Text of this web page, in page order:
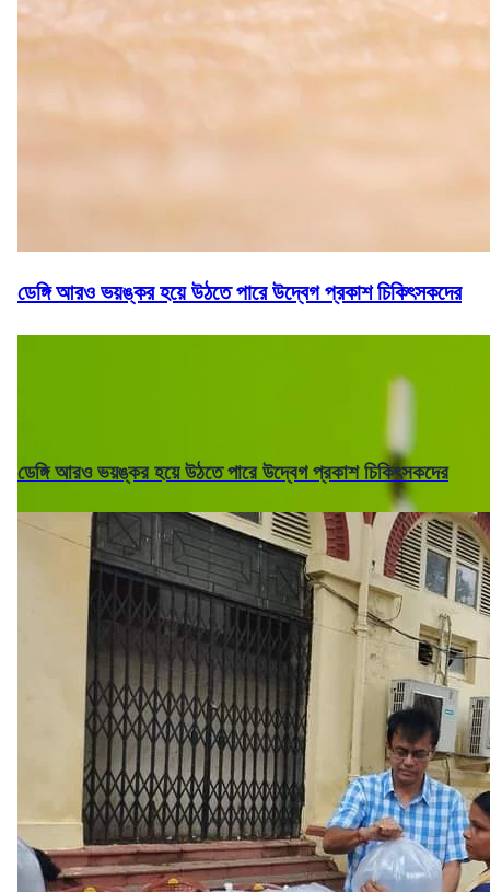
ডেঙ্গি আরও ভয়ঙ্কর হয়ে উঠতে পারে উদ্বেগ প্রকাশ চিকিৎসকদের
ডেঙ্গি আরও ভয়ঙ্কর হয়ে উঠতে পারে উদ্বেগ প্রকাশ চিকিৎসকদের